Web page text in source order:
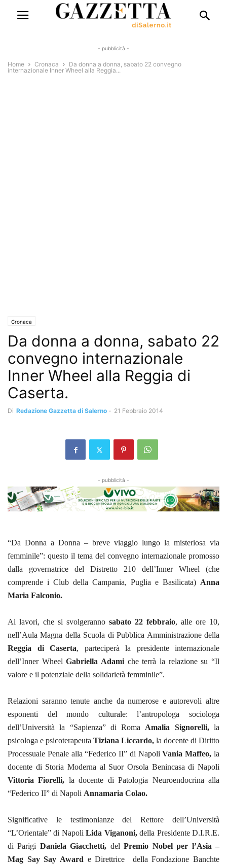
- pubblicità -
Home Cronaca
Da donna a donna, sabato 22 convegno
internazionale Inner Wheel alla Reggia...
Cronaca
Da donna a donna, sabato 22
convegno internazionale
Inner Wheel alla Reggia di
Caserta.
Di Redazione Gazzetta di Salerno - 21 Febbraio 2014
- pubblicità -
“Da Donna a Donna – breve viaggio lungo la misteriosa via
femminile”: questo il tema del convegno internazionale promosso
dalla governatrice del Distretto 210 dell’Inner Wheel (che
comprende i Club della Campania, Puglia e Basilicata) Anna
Maria Falconio.
Ai lavori, che si svolgeranno sabato 22 febbraio, alle ore 10,
nell’Aula Magna della Scuola di Pubblica Amministrazione della
Reggia di Caserta, parteciperà la presidente internazionale
dell’Inner WheelGabriella Adami che terrà la relazione su “Il
valore e il potenziale della solidarietà femminile”.
Relazioni saranno tenute anche da numerose e autorevoli altre
esponenti del mondo culturale: l’antropologa sociologa
dell’Università la “Sapienza” di Roma Amalia Signorelli,la
psicologa e psicoterapeuta Tiziana Liccardo, la docente di Diritto
Processuale Penale alla “Federico II” di NapoliVania Maffeo,la
docente di Storia Moderna al Suor Orsola Benincasa di Napoli
Vittoria Fiorelli, la docente di Patologia Neuroendocrina alla
“Federico II” di Napoli Annamaria Colao.
Significative le testimonianze del Rettore dell’Università
“L’Orientale” di NapoliLida Viganoni,della Presidente D.I.R.E.
di Parigi Daniela Giacchetti, delPremio Nobel per l’Asia –
Mag Say Say Award e Direttrice
della Fondazione Banchte